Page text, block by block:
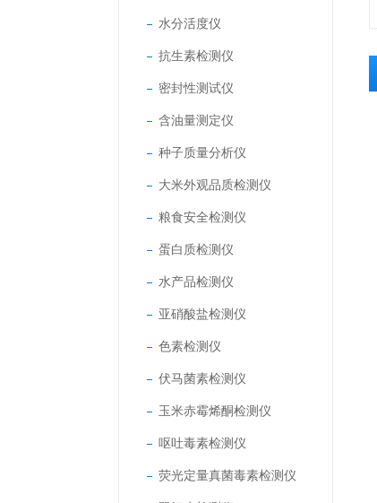
水分活度仪
抗生素检测仪
密封性测试仪
含油量测定仪
种子质量分析仪
大米外观品质检测仪
粮食安全检测仪
蛋白质检测仪
水产品检测仪
亚硝酸盐检测仪
色素检测仪
伏马菌素检测仪
玉米赤霉烯酮检测仪
呕吐毒素检测仪
荧光定量真菌毒素检测仪